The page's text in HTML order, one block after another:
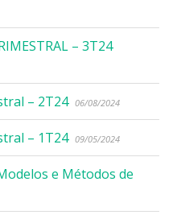
– 3T24
– 2T24 06/08/2024
– 1T24 09/05/2024
e Métodos de